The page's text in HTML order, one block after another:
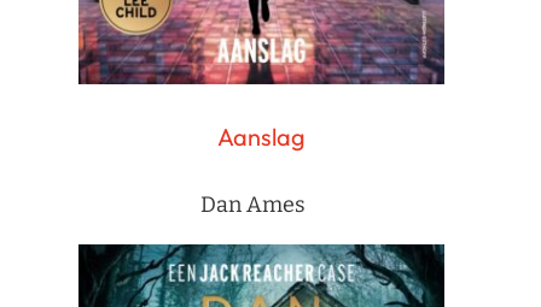
Aanslag
Dan Ames